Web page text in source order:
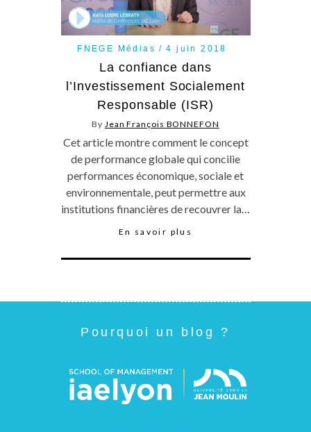
FNEGE Médias 4 juin 2018
La confiance dans
l’Investissement Socialement
Responsable (ISR)
By Jean François BONNEFON
Cet article montre comment le concept
de performance globale qui concilie
performances économique, sociale et
environnementale, peut permettre aux
institutions financières de recouvrer la…
En savoir plus
Pourquoi un blog ?